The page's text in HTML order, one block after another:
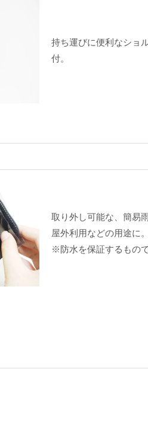
持ち運びに便利なショ
付。
取り外し可能な、簡易
屋外利用などの用途に。
※防水を保証するもの